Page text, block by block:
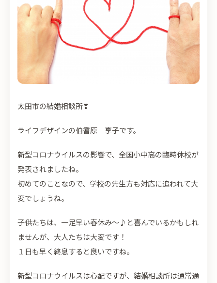
太田市の結婚相談所❣
ライフデザインの伯耆原 享子です。
新型コロナウイルスの影響で、全国小中高の臨時休校が
発表されましたね。
初めてのことなので、学校の先生方も対応に追われて大
変でしょうね。
子供たちは、一足早い春休み～♪と喜んでいるかもしれ
ませんが、大人たちは大変です！
１日も早く終息すると良いですね。
新型コロナウイルスは心配ですが、結婚相談所は通常通